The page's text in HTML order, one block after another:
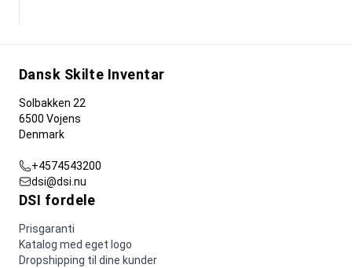
Dansk Skilte Inventar
Solbakken 22
6500 Vojens
Denmark
+4574543200
dsi@dsi.nu
DSI fordele
Prisgaranti
Katalog med eget logo
Dropshipping til dine kunder